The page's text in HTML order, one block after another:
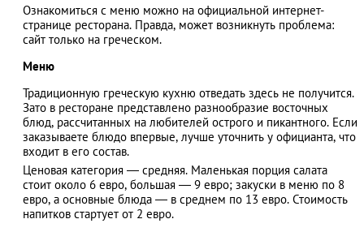
Ознакомиться с меню можно на официальной интернет-
странице ресторана. Правда, может возникнуть проблема:
сайт только на греческом.
Меню
Традиционную греческую кухню отведать здесь не получится.
Зато в ресторане представлено разнообразие восточных
блюд, рассчитанных на любителей острого и пикантного. Если
заказываете блюдо впервые, лучше уточнить у официанта, что
входит в его состав.
Ценовая категория — средняя. Маленькая порция салата
стоит около 6 евро, большая — 9 евро; закуски в меню по 8
евро, а основные блюда — в среднем по 13 евро. Стоимость
напитков стартует от 2 евро.